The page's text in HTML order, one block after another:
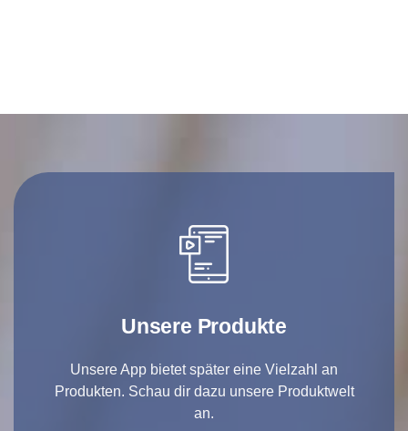
Unsere Produkte
Unsere App bietet später eine Vielzahl an
Produkten. Schau dir dazu unsere Produktwelt
an.